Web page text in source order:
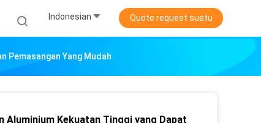
Indonesian Quote request suatu
Pemasangan Yang Mudah
Aluminium Kekuatan Tinggi yang Dapat